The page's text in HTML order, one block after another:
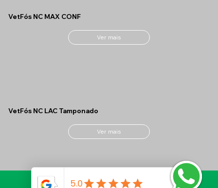
VetFós NC MAX CONF
Ver mais
VetFós NC LAC Tamponado
Ver mais